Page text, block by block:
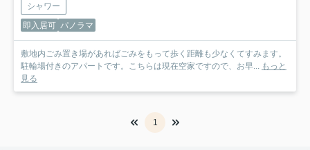
シャワー
即入居可 パノラマ
敷地内ごみ置き場があればごみをもって歩く距離も少なくてすみます。
駐輪場付きのアパートです。こちらは現在空家ですので、お早... もっと
見る
1